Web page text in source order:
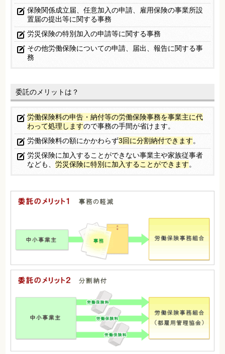
保険関係成立届、任意加入の申請、雇用保険の事業所設
置届の提出等に関する事務
労災保険の特別加入の申請等に関する事務
その他労働保険についての申請、届出、報告に関する事
務
委託のメリットは？
労働保険料の申告・納付等の労働保険事務を事業主に代
わって処理しますので事務の手間が省けます。
労働保険料の額にかかわらず3回に分割納付できます。
労災保険に加入することができない事業主や家族従事者
なども、労災保険に特別に加入することができます。